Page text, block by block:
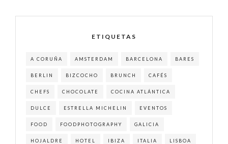
ETIQUETAS
A CORUÑA AMSTERDAM BARCELONA BARES
BERLIN BIZCOCHO BRUNCH CAFÉS
CHEFS CHOCOLATE COCINA ATLÁNTICA
DULCE ESTRELLA MICHELIN EVENTOS
FOOD FOODPHOTOGRAPHY GALICIA
HOJALDRE HOTEL IBIZA ITALIA LISBOA